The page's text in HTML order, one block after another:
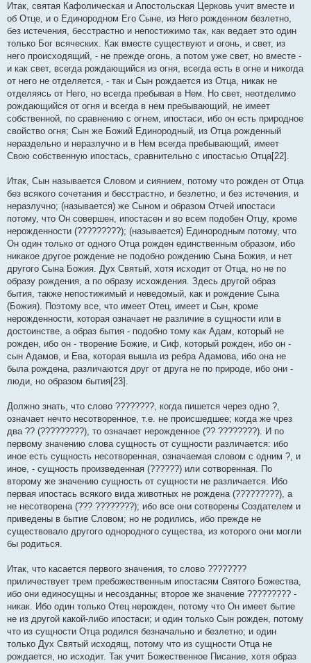
Итак, святая Кафолическая и Апостольская Церковь учит вместе и
об Отце, и о Единородном Его Сыне, из Него рожденном безлетно,
без истечения, бесстрастно и непостижимо так, как ведает это один
только Бог всяческих. Как вместе существуют и огонь, и свет, из
него происходящий, - не прежде огонь, а потом уже свет, но вместе -
и как свет, всегда рождающийся из огня, всегда есть в огне и никогда
от него не отделяется, - так и Сын рождается из Отца, никак не
отделяясь от Него, но всегда пребывая в Нем. Но свет, неотделимо
рождающийся от огня и всегда в нем пребывающий, не имеет
собственной, по сравнению с огнем, ипостаси, ибо он есть природное
свойство огня; Сын же Божий Единородный, из Отца рожденный
нераздельно и неразлучно и в Нем всегда пребывающий, имеет
Свою собственную ипостась, сравнительно с ипостасью Отца[22].
Итак, Сын называется Словом и сиянием, потому что рожден от Отца
без всякого сочетания и бесстрастно, и безлетно, и без истечения, и
неразлучно; (называется) же Сыном и образом Отчей ипостаси
потому, что Он совершен, ипостасен и во всем подобен Отцу, кроме
нерожденности (?????????); (называется) Единородным потому, что
Он один только от одного Отца рожден единственным образом, ибо
никакое другое рождение не подобно рождению Сына Божия, и нет
другого Сына Божия. Дух Святый, хотя исходит от Отца, но не по
образу рождения, а по образу исхождения. Здесь другой образ
бытия, также непостижимый и неведомый, как и рождение Сына
(Божия). Поэтому все, что имеет Отец, имеет и Сын, кроме
нерожденности, которая означает не различие в сущности или в
достоинстве, а образ бытия - подобно тому как Адам, который не
рожден, ибо он - творение Божие, и Сиф, который рожден, ибо он -
сын Адамов, и Ева, которая вышла из ребра Адамова, ибо она не
была рождена, различаются друг от друга не по природе, ибо они -
люди, но образом бытия[23].
Должно знать, что слово ????????, когда пишется через одно ?,
означает нечто несотворенное, т.е. не происшедшее; когда же чрез
два ?? (?????????), то означает нерожденное (?? ????????). И по
первому значению слова сущность от сущности различается: ибо
иное есть сущность несотворенная, означаемая словом с одним ?, и
иное, - сущность произведенная (??????) или сотворенная. По
второму же значению сущность от сущности не различается. Ибо
первая ипостась всякого вида животных не рождена (?????????), а
не несотворена (??? ????????); ибо все они сотворены Создателем и
приведены в бытие Словом; но не родились, ибо прежде не
существовало другого однородного существа, из которого они могли
бы родиться.
Итак, что касается первого значения, то слово ????????
приличествует трем пребожественным ипостасям Святого Божества,
ибо они единосущны и несозданны; второе же значение ????????? -
никак. Ибо один только Отец нерожден, потому что Он имеет бытие
не из другой какой-либо ипостаси; и один только Сын рожден, потому
что из сущности Отца родился безначально и безлетно; и один
только Дух Святый исходящ, потому что из сущности Отца не
рождается, но исходит. Так учит Божественное Писание, хотя образ